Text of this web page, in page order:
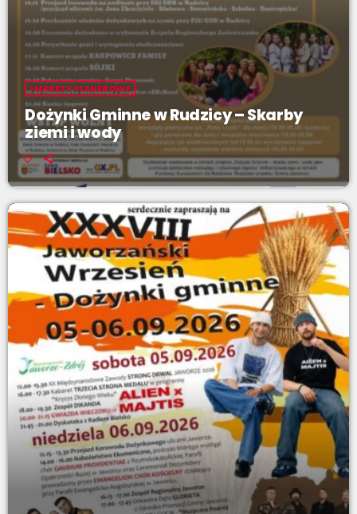
IMPREZY PLENEROWE
Dożynki Gminne w Rudzicy – Skarby
ziemi i wody